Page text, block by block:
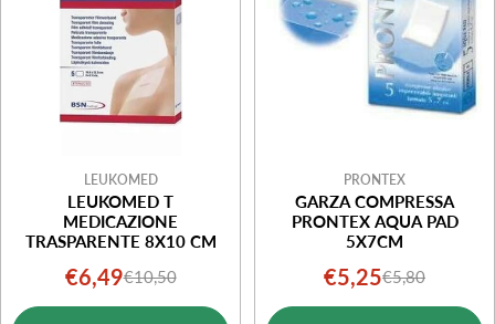
LEUKOMED
LEUKOMED T
MEDICAZIONE
TRASPARENTE 8X10 CM
Prezzo
di
€6,49Prezzo
normale
€10,50
PRONTEX
GARZA COMPRESSA
PRONTEX AQUA PAD
5X7CM
Prezzo
di
€5,25Prezzo
normale
€5,80